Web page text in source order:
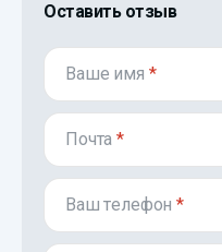
Оставить отзыв
Ваше имя *
Почта*
Ваш телефон*